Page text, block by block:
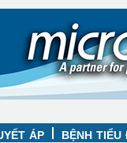
ÁP BỆNH TIỂU